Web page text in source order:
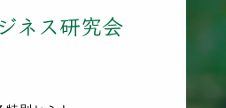
ネス研究会